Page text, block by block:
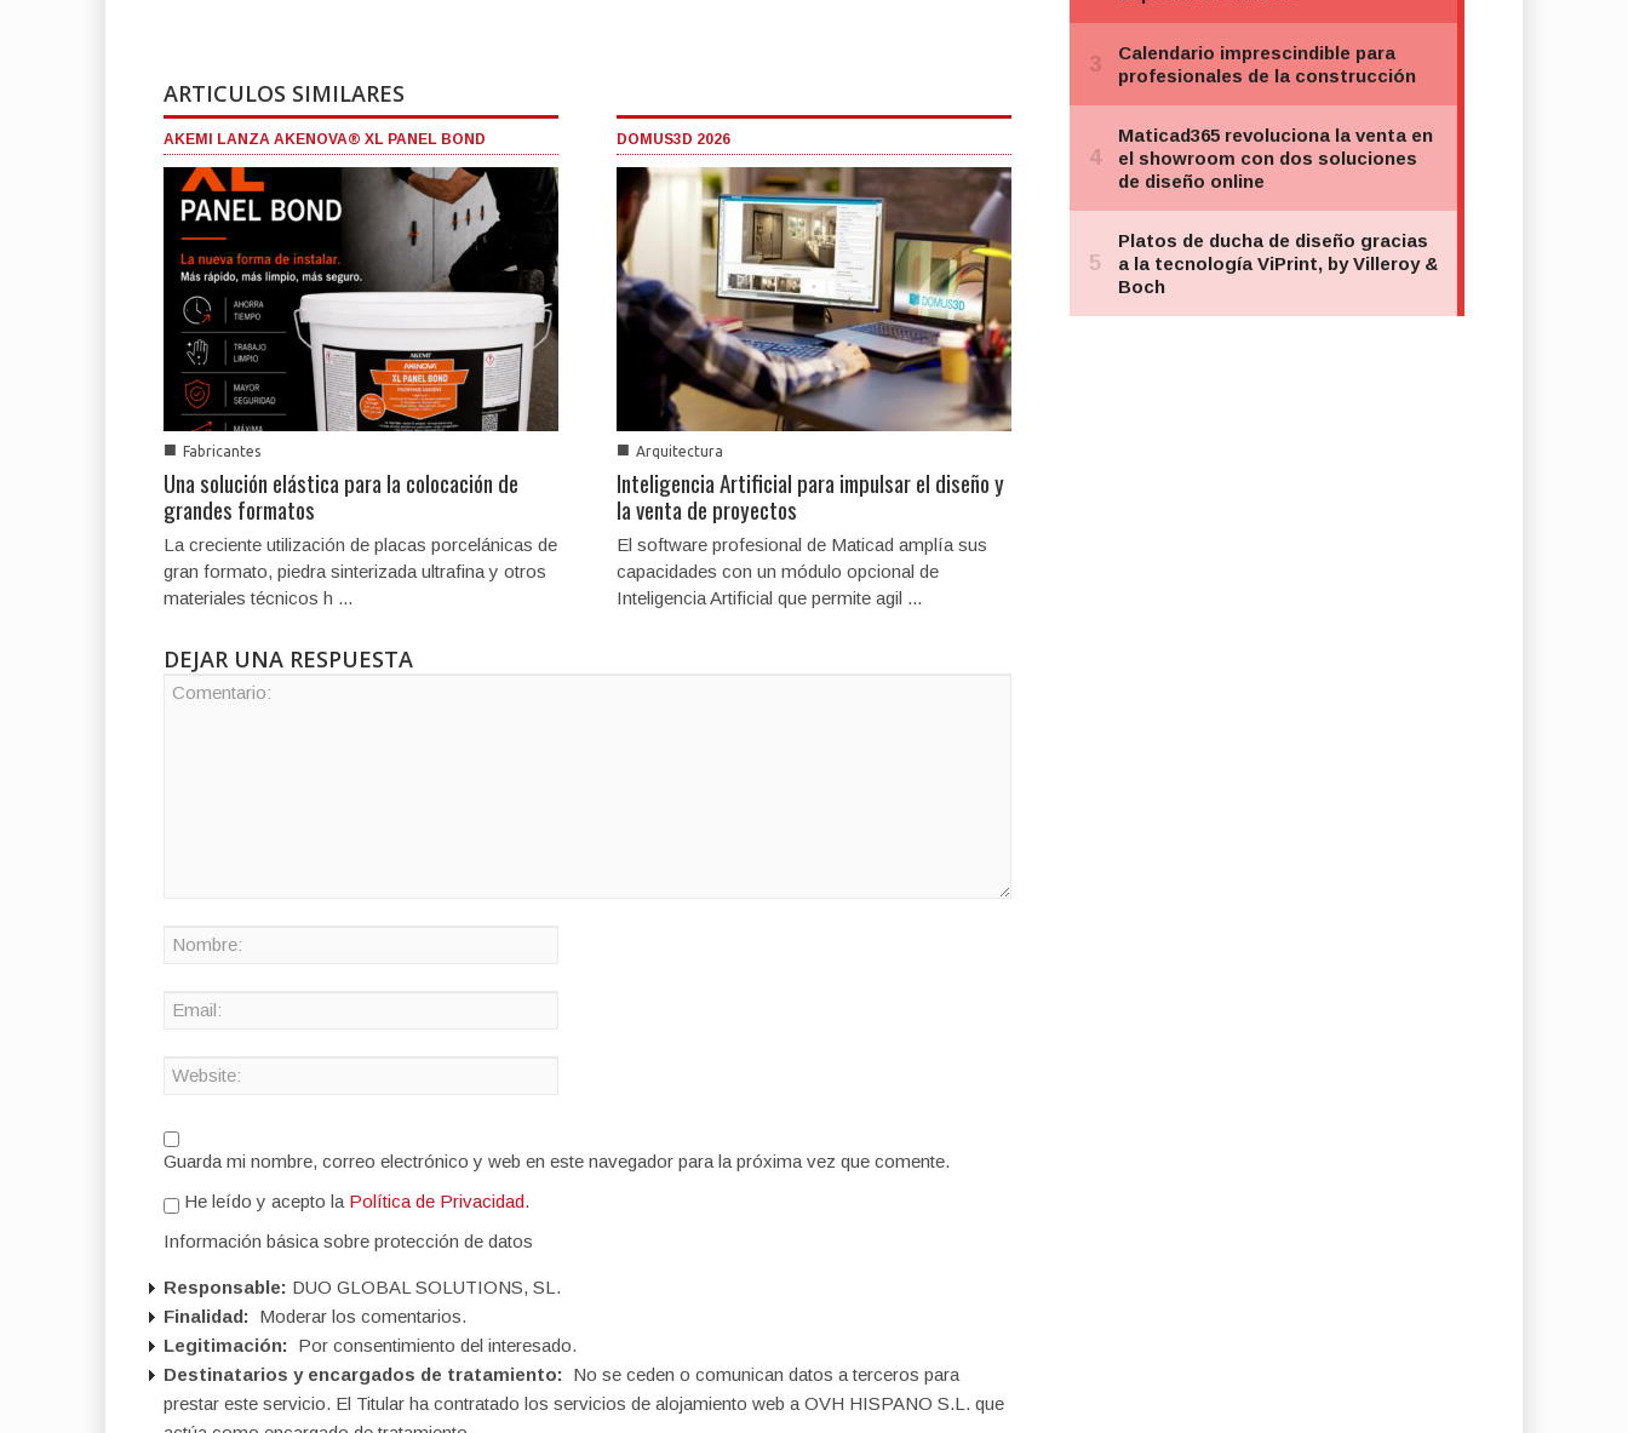
ARTICULOS SIMILARES
AKEMI LANZA AKENOVA® XL PANEL BOND
■ Fabricantes
Una solución elástica para la colocación de
grandes formatos
La creciente utilización de placas porcelánicas de
gran formato, piedra sinterizada ultrafina y otros
materiales técnicos h ...
DOMUS3D 2026
■ Arquitectura
Inteligencia Artificial para impulsar el diseño y
la venta de proyectos
El software profesional de Maticad amplía sus
capacidades con un módulo opcional de
Inteligencia Artificial que permite agil ...
DEJAR UNA RESPUESTA
Guarda mi nombre, correo electrónico y web en este navegador para la próxima vez que comente.
He leído y acepto la Política de Privacidad.
Información básica sobre protección de datos
Responsable: DUO GLOBAL SOLUTIONS, SL.
Finalidad: Moderar los comentarios.
Legitimación: Por consentimiento del interesado.
Destinatarios y encargados de tratamiento: No se ceden o comunican datos a terceros para
prestar este servicio. El Titular ha contratado los servicios de alojamiento web a OVH HISPANO S.L. que